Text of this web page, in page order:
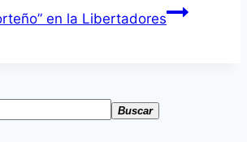
en la Libertadores
Buscar